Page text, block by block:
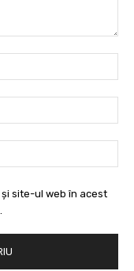
site-ul web în acest